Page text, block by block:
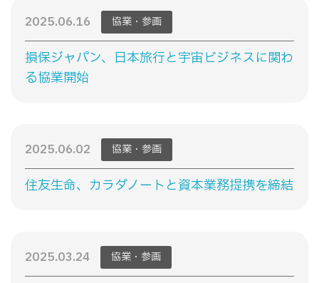
2025.06.16 協業・参画
損保ジャパン、日本旅行と宇宙ビジネスに関わ
る協業開始
2025.06.02 協業・参画
住友生命、カラダノートと資本業務提携を締結
2025.03.24 協業・参画